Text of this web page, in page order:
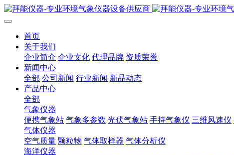
首页
关于我们
企业简介 企业文化 代理品牌 资质荣誉
新闻中心
全部 公司新闻 行业新闻 新品动态
产品中心
全部
气象仪器
便携气象站 气象多参数 光伏气象站 手持气象仪 三维风速仪
气体仪器
空气质量 颗粒物 气体取样器 气体分析仪
海洋仪器